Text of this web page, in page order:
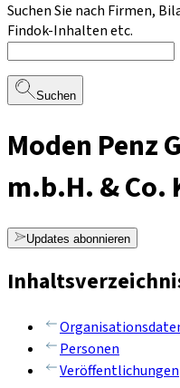
Suchen Sie nach Firmen,
Findok-Inhalten etc.
Suchen
Moden Penz
m.b.H. & Co.
Updates abonnieren
Personen
Veröffentlichungen